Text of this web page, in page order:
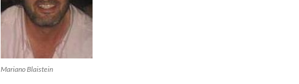
Mariano Blaistein